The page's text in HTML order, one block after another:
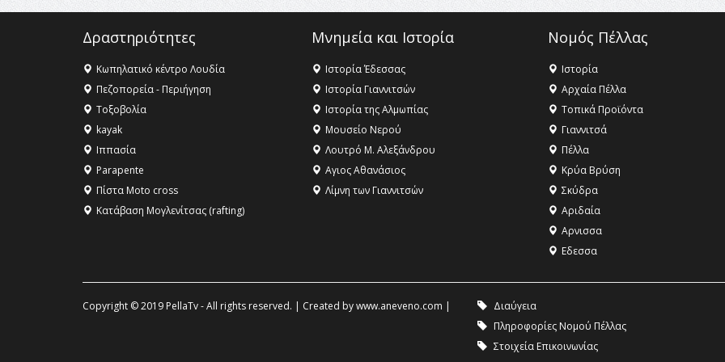
Δραστηριότητες
Κωπηλατικό κέντρο Λουδία
Πεζοπορεία - Περιήγηση
Τοξοβολία
kayak
Ιππασία
Parapente
Πίστα Moto cross
Κατάβαση Μογλενίτσας (rafting)
Μνημεία και Ιστορία
Ιστορία Έδεσσας
Ιστορία Γιαννιτσών
Ιστορία της Αλμωπίας
Μουσείο Νερού
Λουτρό Μ. Αλεξάνδρου
Αγιος Αθανάσιος
Λίμνη των Γιαννιτσών
Νομός Πέλλας
Ιστορία
Αρχαία Πέλλα
Τοπικά Προϊόντα
Γιαννιτσά
Πέλλα
Κρύα Βρύση
Σκύδρα
Αριδαία
Aρνισσα
Eδεσσα
Copyright © 2019 PellaTv - All rights reserved. | Created bywww.aneveno.com | Διαύγεια
Πληροφορίες Νομού Πέλλας
Στοιχεία Επικοινωνίας